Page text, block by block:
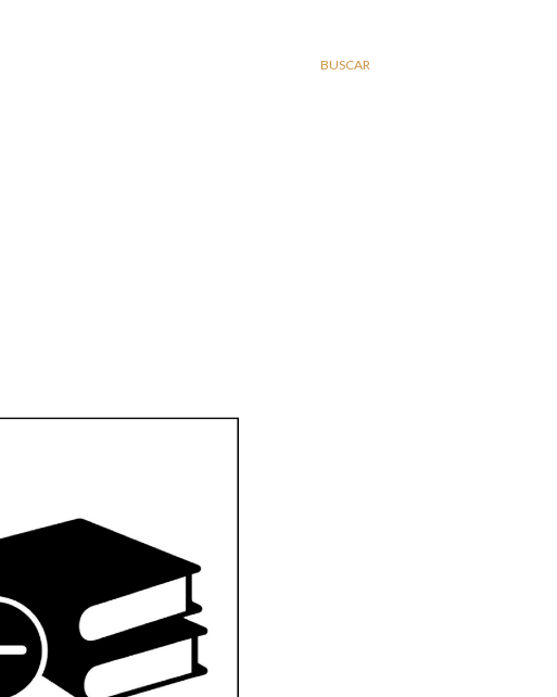
BUSCAR